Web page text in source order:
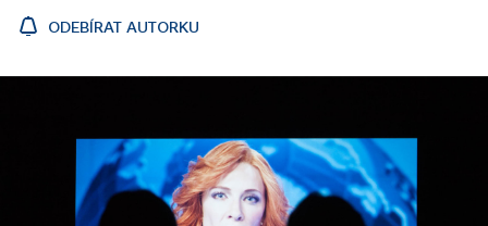
ODEBÍRAT AUTORKU